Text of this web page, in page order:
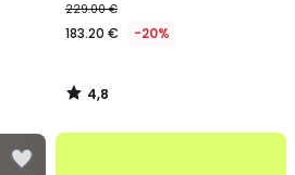
229.00 €
183.20 € -20%
4,8
/
.